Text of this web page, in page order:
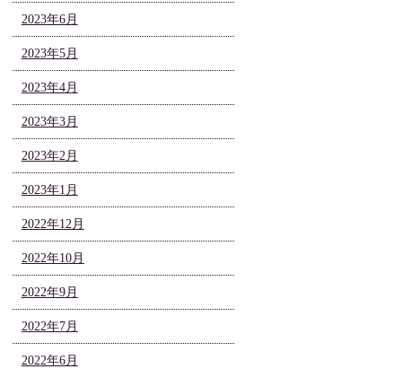
2023年6月
2023年5月
2023年4月
2023年3月
2023年2月
2023年1月
2022年12月
2022年10月
2022年9月
2022年7月
2022年6月